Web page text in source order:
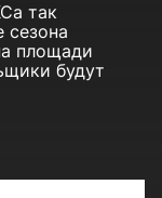
так
сезона
площади
будут